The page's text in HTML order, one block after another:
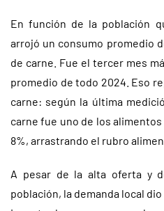
En función de la población
arrojó un consumo promedio
de carne. Fue el tercer mes
promedio de todo 2024. Eso
carne: según la última
carne fue uno de los
8%, arrastrando el rubro
A pesar de la alta oferta y
población, la demanda local